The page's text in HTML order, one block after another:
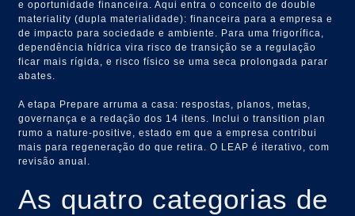
e oportunidade financeira. Aqui entra o conceito de double
materiality (dupla materialidade): financeira para a empresa e
de impacto para sociedade e ambiente. Para uma frigorífica,
dependência hídrica vira risco de transição se a regulação
ficar mais rígida, e risco físico se uma seca prolongada parar
abates.
A etapa Prepare arruma a casa: respostas, planos, metas,
governança e a redação dos 14 itens. Inclui o transition plan
rumo a nature-positive, estado em que a empresa contribui
mais para regeneração do que retira. O LEAP é iterativo, com
revisão anual.
As quatro categorias de